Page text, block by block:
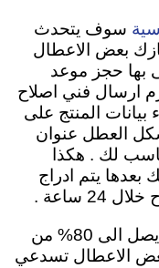
سوف يتحدث
بعض الاعطال
بها حجز موعد
ارسال فني اصلاح
المنتج على
العطل عنوان
لك . هكذا
يتم ادراج
ساعة .
بأستطاعة فنيون الخدمة اصلاح ما يصل الى 80% من
الاعطال تسدعي